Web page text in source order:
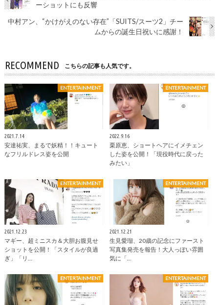
ーショットにも反響
中村アン、“かけがえのない存在”「SUITS/スーツ2」チー
ムからの誕生日祝いに感謝！
RECOMMEND こちらの記事も人気です。
ENTERTAINMENT
2021.7.14
安達祐実、まるで妖精！！キュート
なフリルドレス姿を公開
ENTERTAINMENT
2022.9.16
栗原恵、ショートヘアにイメチェン
した姿を公開！「現役時代に戻った
みたい」
ENTERTAINMENT
2021.12.23
マギー、超ミニスカ＆大胆お腹見せ
ショットを公開！「スタイルが良過
ぎ」「リ…
ENTERTAINMENT
2021.12.21
生見愛瑠、20歳の記念にファースト
写真集発売を報告！大人っぽい雰囲
気に「…
ENTERTAINMENT ENTERTAINMENT